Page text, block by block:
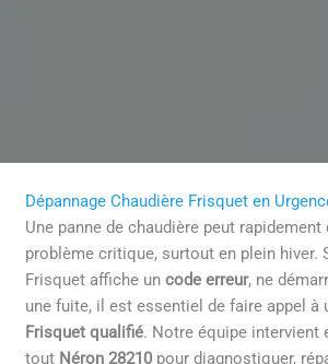
Dépannage Chaudière Frisquet en
Une panne de chaudière peut rapidement
problème critique, surtout en plein hiver.
Frisquet affiche uncode erreur, ne
une fuite, il est essentiel de faire appel à
Frisquet qualifié. Notre équipe intervient
tout Néron 28210 pour diagnostiquer,